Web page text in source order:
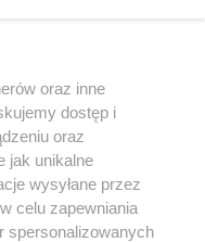
być powielany i
w jakikolwiek sposób (w
jakimkolwiek polu
z umieszczaniem w
Jakiekolwiek użycie lub
z naruszeniem prawa,
groźbą kary i może być
oraz inne
dostęp i
oraz
jak unikalne
wysyłane przez
celu zapewniania
spersonalizowanych